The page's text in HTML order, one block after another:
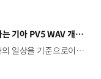
무한한 이동 경험을 설계하는 기아 PV5 WAV 개발 스토리 | The Moving Room
기아 PV5 WAV는 교통약자의 일상을 기준으로이동 과정을 다시 설계했습니다. 탑승자의 목적에 맞게 확장되는 모빌리티, PV5 WAV 개발 스토리를 영상으로 확인해 보세요. #현대자동차그룹 #TheMovingRoom #기아 #PV5 #PV5WAV #PBV #목적기반모빌리티